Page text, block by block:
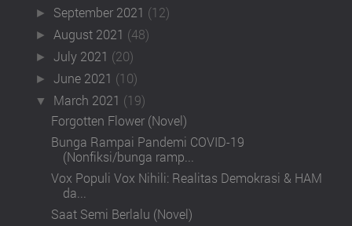
► September 2021 (12)
► August 2021 (48)
►July 2021 (20)
►June 2021 (10)
▼ March 2021 (19)
Forgotten Flower (Novel)
Bunga Rampai Pandemi COVID-19
(Nonfiksi/bunga ramp...
Vox Populi Vox Nihili: Realitas Demokrasi & HAM
da...
Saat Semi Berlalu (Novel)